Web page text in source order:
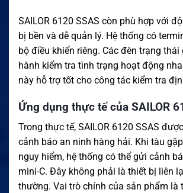
SAILOR 6120 SSAS còn phù hợp với
bị bền và dễ quản lý. Hệ thống có
bộ điều khiển riêng. Các đèn trạng
hành kiểm tra tình trạng hoạt động
này hỗ trợ tốt cho công tác kiểm tra
Ứng dụng thực tế của SAILOR
Trong thực tế, SAILOR 6120 SSAS
cảnh báo an ninh hàng hải. Khi tàu
nguy hiểm, hệ thống có thể gửi cảnh
mini-C. Đây không phải là thiết bị liên
thường. Vai trò chính của sản phẩm là